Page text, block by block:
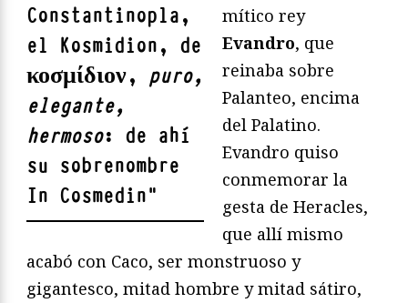
Constantinopla,
el Kosmidion, de
κοσμίδιον, puro,
elegante,
hermoso: de ahí
su sobrenombre
In Cosmedin"
mítico rey
Evandro, que
reinaba sobre
Palanteo, encima
del Palatino.
Evandro quiso
conmemorar la
gesta de Heracles,
que allí mismo
acabó con Caco, ser monstruoso y
gigantesco, mitad hombre y mitad sátiro,